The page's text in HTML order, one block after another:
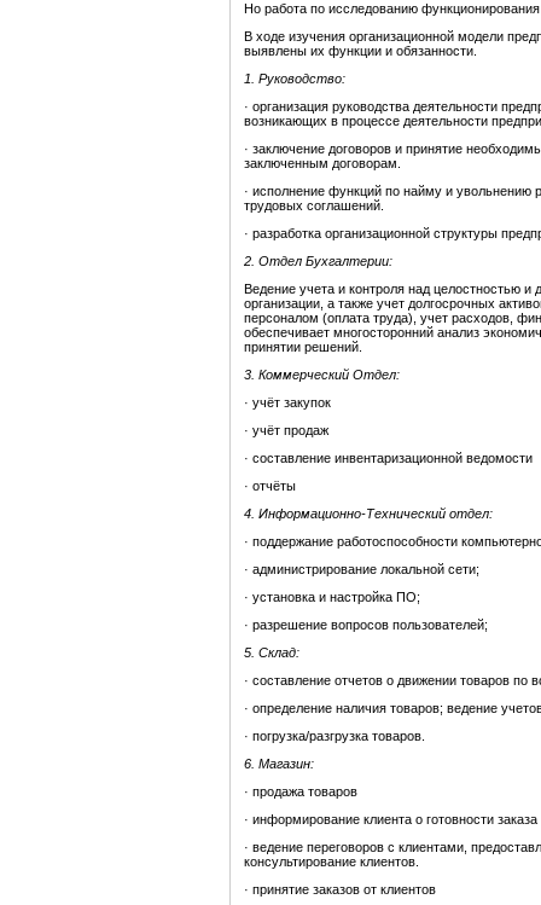
Но работа по исследованию
В ходе изучения организационной модели
выявлены их функции и обязанности.
1. Руководство:
· организация руководства деятельности
возникающих в процессе деятельности
· заключение договоров и принятие
заключенным договорам.
· исполнение функций по найму и увольнению
трудовых соглашений.
· разработка организационной структуры
2. Отдел Бухгалтерии:
Ведение учета и контроля над целостностью
организации, а также учет долгосрочных
персоналом (оплата труда), учет расходов,
обеспечивает многосторонний анализ
принятии решений.
3. Коммерческий Отдел:
· учёт закупок
· учёт продаж
· составление инвентаризационной ведомости
· отчёты
4. Информационно-Технический отдел:
· поддержание работоспособности
· администрирование локальной сети;
· установка и настройка ПО;
· разрешение вопросов пользователей;
5. Склад:
· составление отчетов о движении товаров по
· определение наличия товаров; ведение
· погрузка/разгрузка товаров.
6. Магазин:
· продажа товаров
· информирование клиента о готовности заказа
· ведение переговоров с клиентами,
консультирование клиентов.
· принятие заказов от клиентов